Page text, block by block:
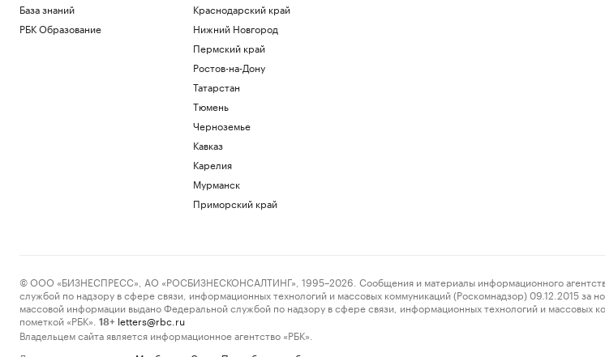
База знаний
РБК Образование
Краснодарский край
Нижний Новгород
Пермский край
Ростов-на-Дону
Татарстан
Тюмень
Черноземье
Кавказ
Карелия
Мурманск
Приморский край
© ООО «БИЗНЕСПРЕСС», АО «РОСБИЗНЕСКОНСАЛТИНГ», 1995–2026. Сообщения и материалы информационного агентства
службой по надзору в сфере связи, информационных технологий и массовых коммуникаций (Роскомнадзор) 09.12.2015
массовой информации выдано Федеральной службой по надзору в сфере связи, информационных технологий и
пометкой «РБК».
18+ letters@rbc.ru
Владельцем сайта является информационное агентство «РБК».